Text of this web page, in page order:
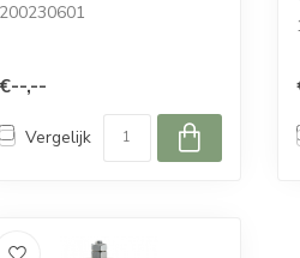
200230601
€--,--
Vergelijk